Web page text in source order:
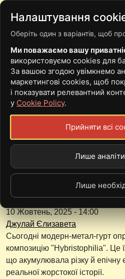
ARTGORE
БРУТАЛЬНИЙ
10 Жовтень, 2025 - 14:00
Джулай Єлизавета
Сьогодні модерн-метал-гурт
композицію "Hybristophilia". Це
що акумулювала різку й епічну
реальної жорстокої історії.
Налаштування
Оберіть один з варіантів, щоб
Ми поважаємо вашу
використовуємо cookies для
За вашою згодою увімкнемо
маркетингові cookies, щоб
і показувати релевантний
у Cookie Policy.
Прийняти всі
Лише
Лише